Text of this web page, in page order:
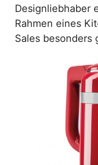
Designliebhaber
Rahmen eines
Sales besonders